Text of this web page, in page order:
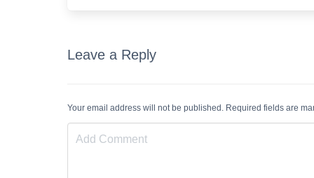
Leave a Reply
Your email address will not be published. Required fields are